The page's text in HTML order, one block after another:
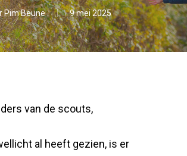
Pim Beune 9 mei 2025
van de scouts,
al heeft gezien, is er